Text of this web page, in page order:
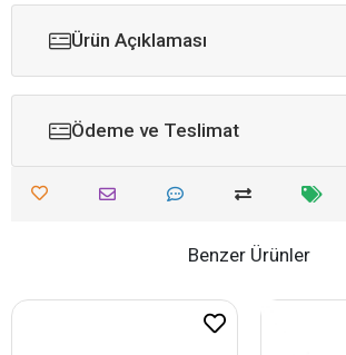
Ürün Açıklaması
Ödeme ve Teslimat
Benzer Ürünler